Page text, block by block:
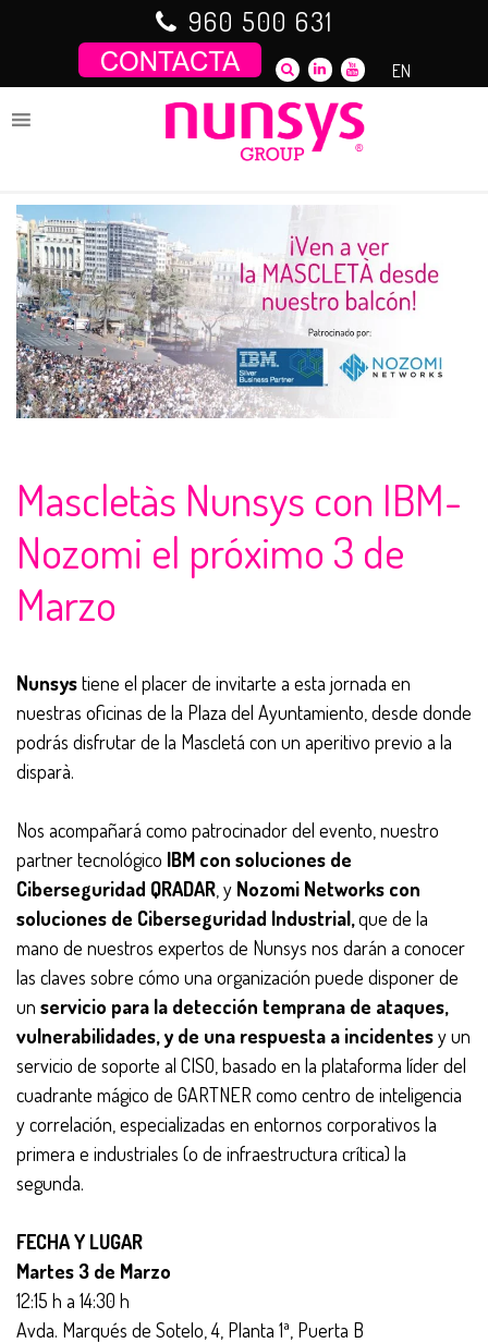
960 500 631
EN
Mascletàs Nunsys con IBM-
Nozomi el próximo 3 de
Marzo
Nunsystiene el placer de invitarte a esta jornada en
nuestras oficinas de la Plaza del Ayuntamiento, desde donde
podrás disfrutar de la Mascletá con un aperitivo previo a la
disparà.
Nos acompañará como patrocinador del evento, nuestro
partner tecnológico IBM con soluciones de
Ciberseguridad QRADAR , y Nozomi Networks con
soluciones de Ciberseguridad Industrial,que de la
mano de nuestros expertos de Nunsys nos darán a conocer
las claves sobre cómo una organización puede disponer de
un servicio para la detección temprana de ataques,
vulnerabilidades, y de una respuesta a incidentesy un
servicio de soporte al CISO, basado en la plataforma líder del
cuadrante mágico de GARTNER como centro de inteligencia
y correlación, especializadas en entornos corporativos la
primera e industriales (o de infraestructura crítica) la
segunda.
FECHA Y LUGAR
Martes 3 de Marzo
12:15 h a 14:30 h
Avda. Marqués de Sotelo, 4, Planta 1ª, Puerta B